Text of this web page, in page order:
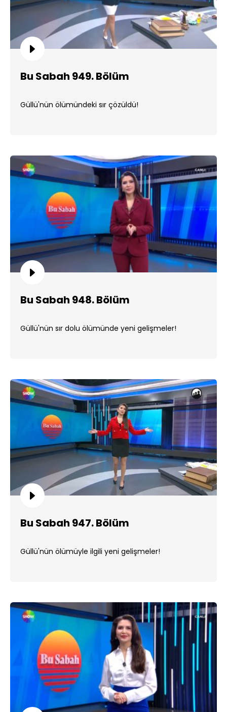
Bu Sabah 949. Bölüm
Güllü'nün ölümündeki sır çözüldü!
Bu Sabah 948. Bölüm
Güllü'nün sır dolu ölümünde yeni gelişmeler!
Bu Sabah 947. Bölüm
Güllü'nün ölümüyle ilgili yeni gelişmeler!